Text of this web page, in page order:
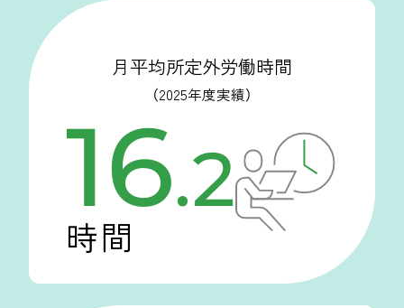
月平均所定外労働時間
（2025年度実績）
16.2
時間